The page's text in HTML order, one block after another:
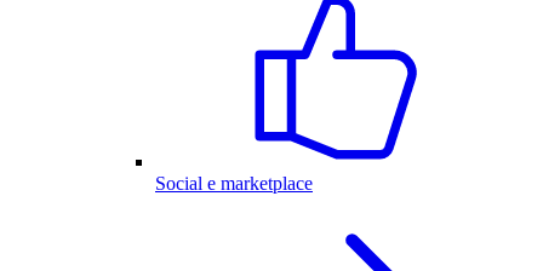
Social e marketplace